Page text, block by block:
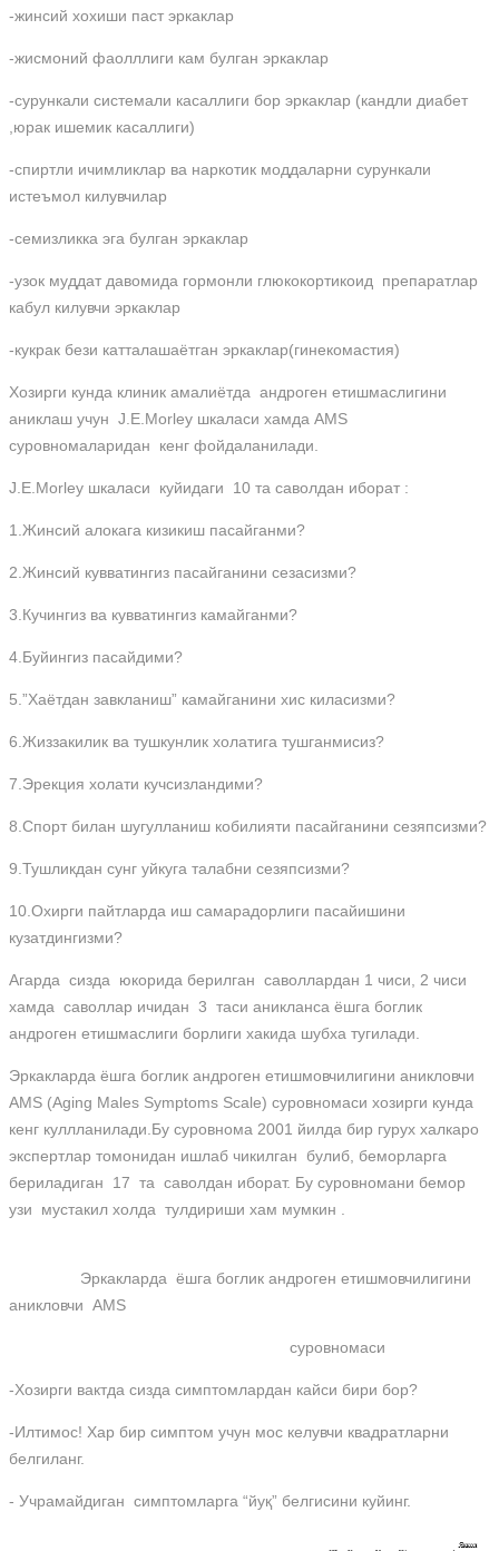
-жинсий хохиши паст эркаклар
-жисмоний фаолллиги кам булган эркаклар
-сурункали системали касаллиги бор эркаклар (кандли диабет
,юрак ишемик касаллиги)
-спиртли ичимликлар ва наркотик моддаларни сурункали
истеъмол килувчилар
-семизликка эга булган эркаклар
-узок муддат давомида гормонли глюкокортикоид препаратлар
кабул килувчи эркаклар
-кукрак бези катталашаётган эркаклар(гинекомастия)
Хозирги кунда клиник амалиётда андроген етишмаслигини
аниклаш учун J.E.Morley шкаласи хамда AMS
суровномаларидан кенг фойдаланилади.
J.E.Morley шкаласи куйидаги 10 та саволдан иборат :
1.Жинсий алокага кизикиш пасайганми?
2.Жинсий кувватингиз пасайганини сезасизми?
3.Кучингиз ва кувватингиз камайганми?
4.Буйингиз пасайдими?
5.”Хаётдан завкланиш” камайганини хис киласизми?
6.Жиззакилик ва тушкунлик холатига тушганмисиз?
7.Эрекция холати кучсизландими?
8.Спорт билан шугулланиш кобилияти пасайганини сезяпсизми?
9.Тушликдан сунг уйкуга талабни сезяпсизми?
10.Охирги пайтларда иш самарадорлиги пасайишини
кузатдингизми?
Агарда сизда юкорида берилган саволлардан 1 чиси, 2 чиси
хамда саволлар ичидан 3 таси аникланса ёшга боглик
андроген етишмаслиги борлиги хакида шубха тугилади.
Эркакларда ёшга боглик андроген етишмовчилигини аникловчи
AMS (Aging Males Symptoms Scale) суровномаси хозирги кунда
кенг куллланилади.Бу суровнома 2001 йилда бир гурух халкаро
экспертлар томонидан ишлаб чикилган булиб, беморларга
бериладиган 17 та саволдан иборат. Бу суровномани бемор
узи мустакил холда тулдириши хам мумкин .
Эркакларда ёшга боглик андроген етишмовчилигини
аникловчи AMS
суровномаси
-Хозирги вактда сизда симптомлардан кайси бири бор?
-Илтимос! Хар бир симптом учун мос келувчи квадратларни
белгиланг.
- Учрамайдиган симптомларга “йуқ” белгисини куйинг.